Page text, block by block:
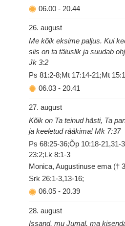
06.00 - 20.44
26. august
Me kõik eksime paljus. Kui
siis on ta täiuslik ja suudab
Jk 3:2
Ps 81:2-8;Mt 17:14-21;Mt
06.03 - 20.41
27. august
Kõik on Ta teinud hästi, Ta
ja keeletud rääkima! Mk 7:37
Ps 68:25-36;Õp 10:18-21,31-
23:2;Lk 8:1-3
Monica, Augustinuse ema (†
Srk 26:1-3,13-16;
06.05 - 20.39
28. august
Issand, mu Jumal, ma